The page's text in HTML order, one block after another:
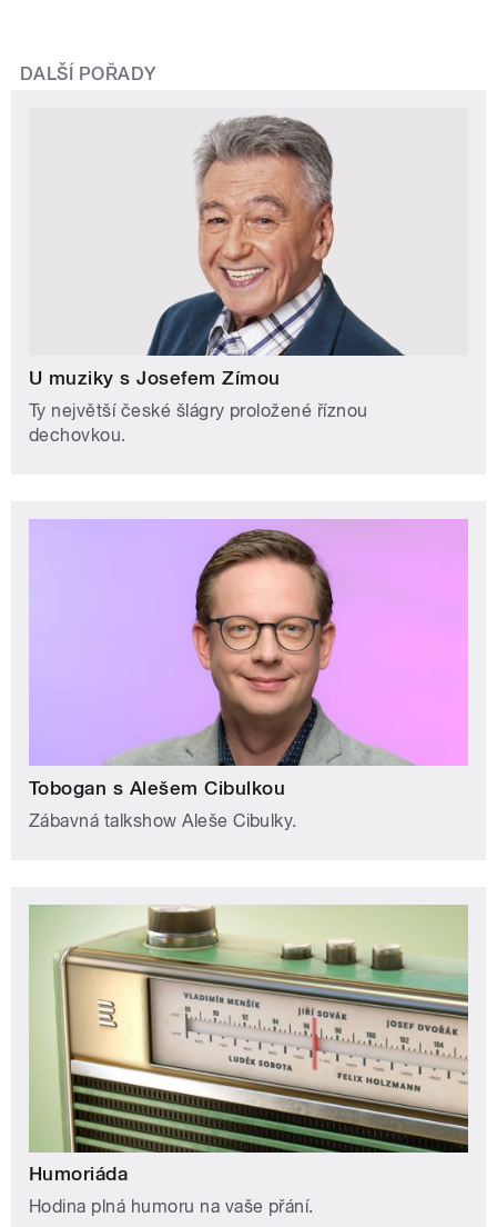
DALŠÍ POŘADY
U muziky s Josefem Zímou
Ty největší české šlágry proložené říznou
dechovkou.
Tobogan s Alešem Cibulkou
Zábavná talkshow Aleše Cibulky.
Humoriáda
Hodina plná humoru na vaše přání.